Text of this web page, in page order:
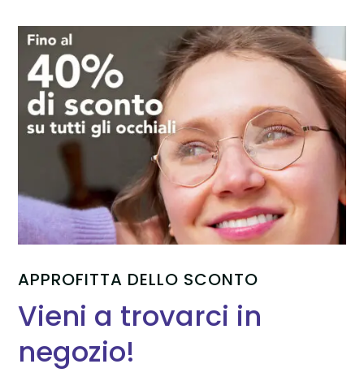
APPROFITTA DELLO SCONTO
Vieni a trovarci in
negozio!